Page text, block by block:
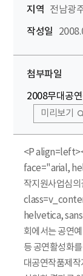
지역 전남광
작성일
첨부파일
2008무대공
미리보기
<P
face="arial,
작지원사업심
helvetica,
회에서는 공연
등 공연활성화
대공연작품제